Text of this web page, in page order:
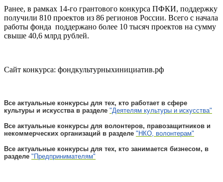
Ранее, в рамках 14-го грантового конкурса ПФКИ, поддержку
получили 810 проектов из 86 регионов России. Всего с начала
работы фонда поддержано более 10 тысяч проектов на сумму
свыше 40,6 млрд рублей.
Сайт конкурса: фондкультурныхинициатив.рф
Все актуальные конкурсы для тех, кто работает в сфере
культуры и искусства в разделе "Деятелям культуры и искусства"
Все актуальные конкурсы для волонтеров, правозащитников и
некоммерческих организаций в разделе "НКО, волонтерам"
Все актуальные конкурсы для тех, кто занимается бизнесом, в
разделе "Предпринимателям"